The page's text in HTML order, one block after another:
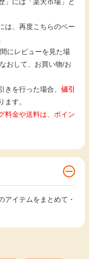
は、再度こちらのペー
にレビューを見た場
おして、お買い物/お
きを行った場合、 値引
ます。
料金や送料は、ポイン
アイテムをまとめて・